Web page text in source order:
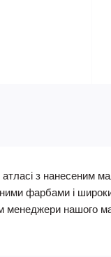
атласі з нанесеним
фарбами і
нашого